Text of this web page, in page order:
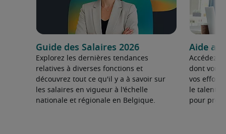
Guide des Salaires 2026
Explorez les dernières tendances
relatives à diverses fonctions et
découvrez tout ce qu'il y a à savoir sur
les salaires en vigueur à l'échelle
nationale et régionale en Belgique.
Aide au
Accédez
dont vous
vos
le talent
pour